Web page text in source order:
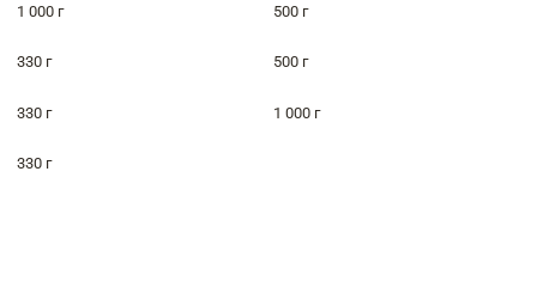
1 000 г 500 г
330 г 500 г
330 г 1 000 г
330 г